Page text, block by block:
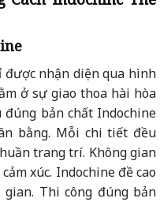
được nhận diện qua hình
ở sự giao thoa hài hòa
đúng bản chất Indochine
bằng. Mỗi chi tiết đều
trang trí. Không gian
xúc. Indochine đề cao
Thi công đúng bản